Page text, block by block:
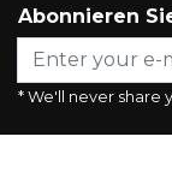
Abonnieren
* We'll never share